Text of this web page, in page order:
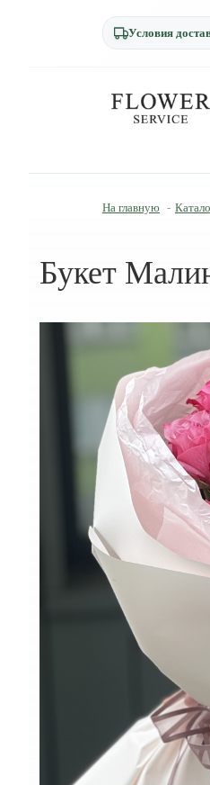
Условия
На главную -
Букет